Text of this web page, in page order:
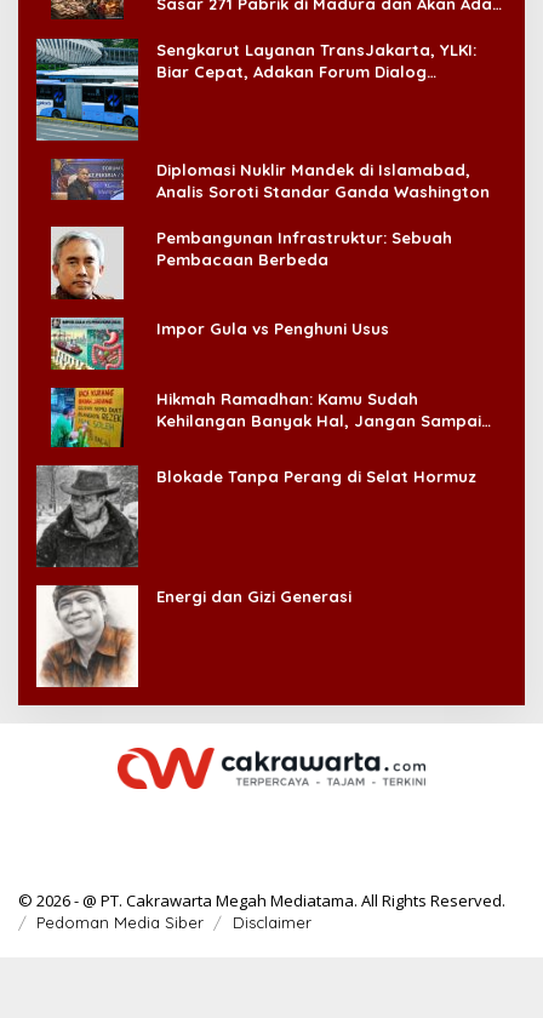
Sengkarut Layanan TransJakarta, YLKI:
Biar Cepat, Adakan Forum Dialog
Diplomasi Nuklir Mandek di Islamabad,
Analis Soroti Standar Ganda Washington
Pembangunan Infrastruktur: Sebuah
Pembacaan Berbeda
Impor Gula vs Penghuni Usus
Hikmah Ramadhan: Kamu Sudah
Kehilangan Banyak Hal, Jangan Sampai
Blokade Tanpa Perang di Selat Hormuz
Energi dan Gizi Generasi
© 2026 - @ PT. Cakrawarta Megah Mediatama. All Rights Reserved.
Pedoman Media Siber Disclaimer